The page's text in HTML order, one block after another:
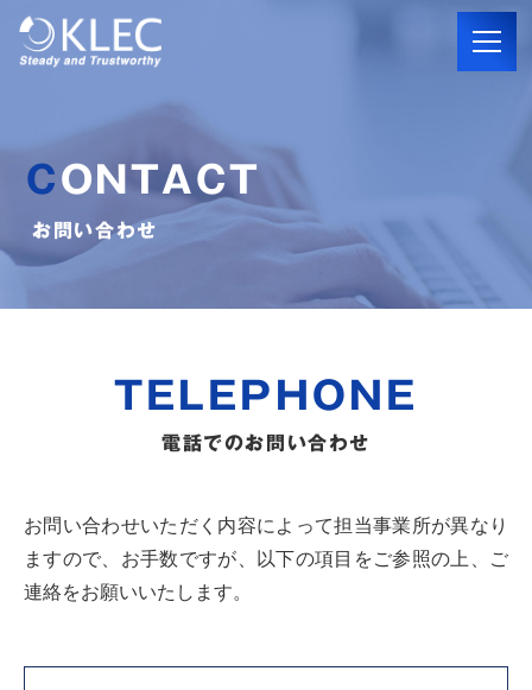
CONTACT
お問い合わせ
TELEPHONE
電話でのお問い合わせ
お問い合わせいただく内容によって担当事業所が異なり
ますので、 お手数ですが、以下の項目をご参照の上、ご
連絡をお願いいたします。